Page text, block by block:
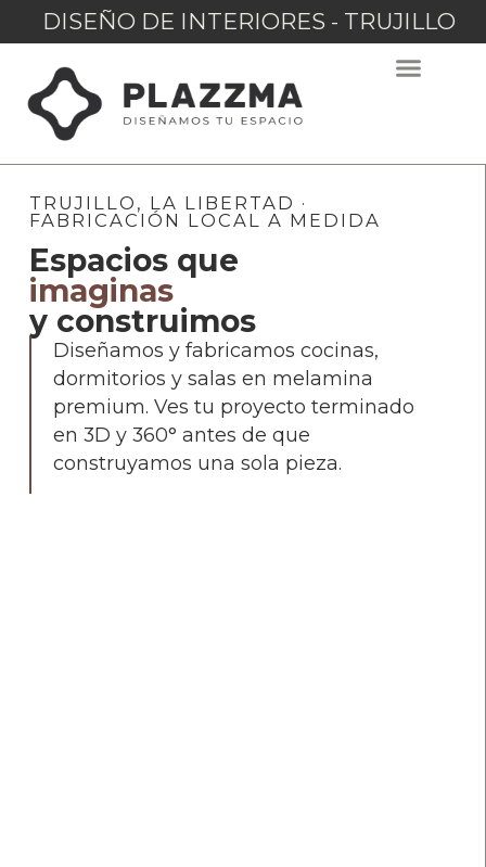
DISEÑO DE INTERIORES - TRUJILLO
TRUJILLO, LA LIBERTAD ·
FABRICACIÓN LOCAL A MEDIDA
Espacios que
imaginas
y construimos
Diseñamos y fabricamos cocinas,
dormitorios y salas en melamina
premium. Ves tu proyecto terminado
en 3D y 360° antes de que
construyamos una sola pieza.